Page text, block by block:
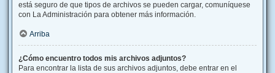
está seguro de que tipos de archivos se pueden cargar, comuníquese
con La Administración para obtener más información.
Arriba
¿Cómo encuentro todos mis archivos adjuntos?
Para encontrar la lista de sus archivos adjuntos, debe entrar en el